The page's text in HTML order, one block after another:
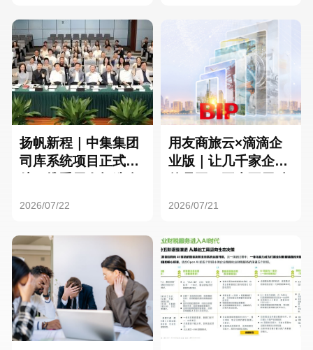
扬帆新程｜中集集团
司库系统项目正式启
2026/07/22
用友商旅云×滴滴企
业版｜让几千家企业
2026/07/21